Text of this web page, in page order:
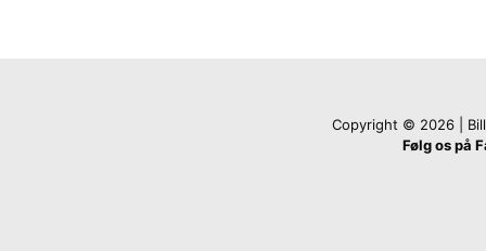
Copyright © 2026 |
Følg os på